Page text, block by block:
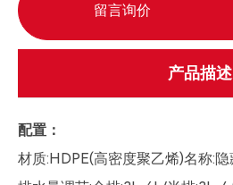
留言询价
产品描述
配置：
材质:HDPE(高密度聚乙烯)名称: